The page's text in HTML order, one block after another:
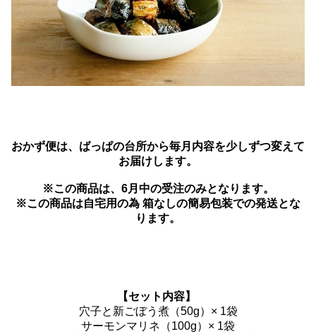
おかず便は、ばっぱの台所から毎月内容を少しずつ変えて
お届けします。
※この商品は、6月中の受注のみとなります。
※この商品は自宅用の為 箱なしの簡易包装での発送とな
ります。
【セット内容】
穴子と新ごぼう煮（50g）× 1袋
サーモンマリネ（100g）× 1袋